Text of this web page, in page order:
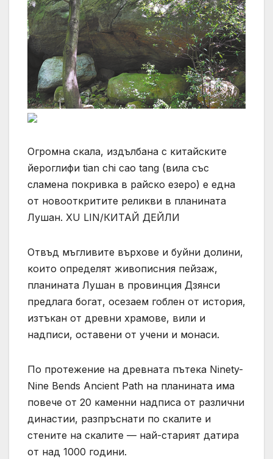
Огромна скала, издълбана с китайските
йероглифи tian chi cao tang (вила със
сламена покривка в райско езеро) е една
от новооткритите реликви в планината
Лушан. XU LIN/КИТАЙ ДЕЙЛИ
Отвъд мъгливите върхове и буйни долини,
които определят живописния пейзаж,
планината Лушан в провинция Дзянси
предлага богат, осезаем гоблен от история,
изтъкан от древни храмове, вили и
надписи, оставени от учени и монаси.
По протежение на древната пътека Ninety-
Nine Bends Ancient Path на планината има
повече от 20 каменни надписа от различни
династии, разпръснати по скалите и
стените на скалите — най-старият датира
от над 1000 години.